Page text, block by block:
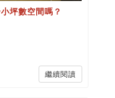
坪數空間嗎？
繼續閱讀